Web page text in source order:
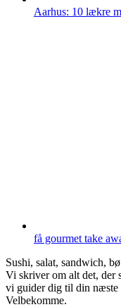
Aarhus: 10 lækre
få gourmet take
Sushi, salat, sandwich,
Vi skriver om alt det, der
vi guider dig til din næste
Velbekomme.